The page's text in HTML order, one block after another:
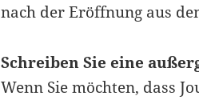
nach der Eröffnung aus
Schreiben Sie eine
Wenn Sie möchten, dass